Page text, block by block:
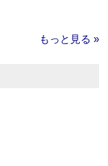
もっと見る »